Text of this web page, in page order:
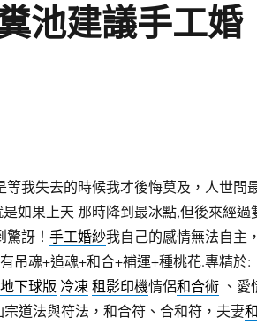
池建議手工婚
等我失去的時候我才後悔莫及，人世間
如果上天 那時降到最冰點,但後來經過
訝！ 手工婚紗我自己的感情無法自主
吊魂+追魂+和合+補運+種桃花.專精於:
地下球版 冷凍租影印機情侶和合術、愛
道法與符法，和合符、合和符，夫妻